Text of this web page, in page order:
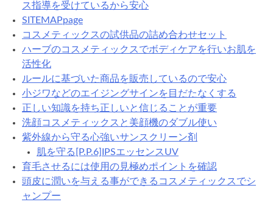
ス指導を受けているから安心
SITEMAPpage
コスメティックスの試供品の詰め合わせセット
ハーブのコスメティックスでボディケアを行いお肌を
活性化
ルールに基づいた商品を販売しているので安心
小ジワなどのエイジングサインを目だたなくする
正しい知識を持ち正しいと信じることが重要
洗顔コスメティックスと美顔機のダブル使い
紫外線から守る心強いサンスクリーン剤
肌を守る[P.P.6]IPSエッセンスUV
育毛させるには使用の見極めポイントを確認
頭皮に潤いを与える事ができるコスメティックスでシ
ャンプー